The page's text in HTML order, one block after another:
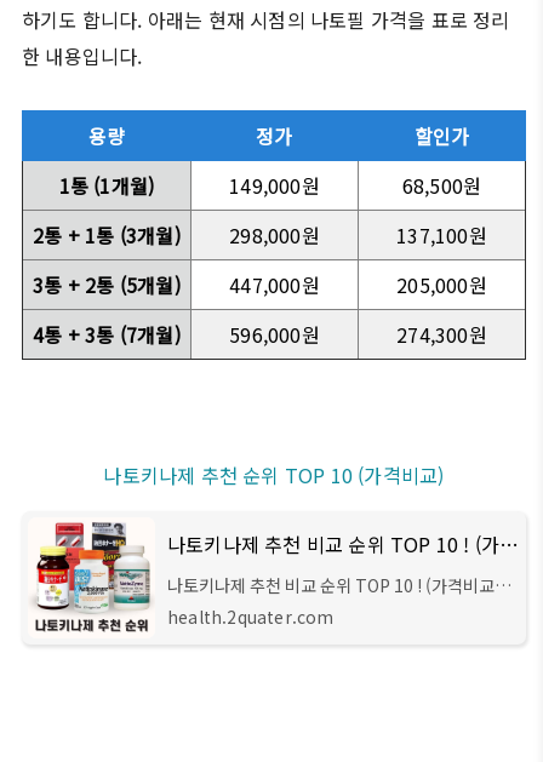
하기도 합니다. 아래는 현재 시점의 나토필 가격을 표로 정리
한 내용입니다.
용량 정가
할인가
1통 (1개월)
149,000원
68,500원
2통 + 1통 (3개월)
298,000원
137,100원
3통 + 2통 (5개월)
447,000원
205,000원
4통 + 3통 (7개월)
596,000원 274,300원
나토키나제 추천 순위 TOP 10 (가격비교)
나토키나제 추천 비교 순위 TOP 10 ! (가격비교)
나토키나제 추천 비교 순위 TOP 10 ! (가격비교)
안녕하세요 주선생입니다. 이번 시간에는 나토키
나제(Nattokinase)에 대한 간단한 상식과, 나토
health.2quater.com